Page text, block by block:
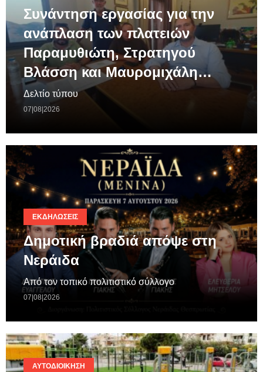
Συνάντηση εργασίας για την
ανάπλαση των πλατειών
Παραμυθιώτη, Στρατηγού
Βλάσση και Μαυρομιχάλη…
Δελτίο τύπου
07|08|2026
ΕΚΔΗΛΏΣΕΙΣ
Δημοτική βραδιά απόψε στη
Νεράιδα
Από τον τοπικό πολιτιστικό σύλλογο
07|08|2026
ΑΥΤΟΔΙΟΊΚΗΣΗ